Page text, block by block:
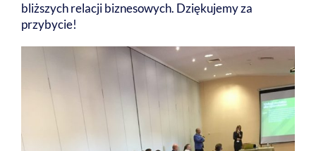
bliższych relacji biznesowych. Dziękujemy za
przybycie!